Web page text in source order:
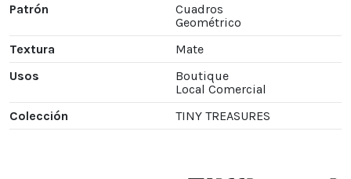
Patrón
Cuadros
Geométrico
Textura
Mate
Usos
Boutique
Local Comercial
Colección
TINY TREASURES